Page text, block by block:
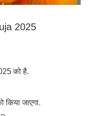
2025
को है.
किया जाएगा.